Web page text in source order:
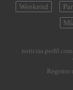
Weekend
Registro